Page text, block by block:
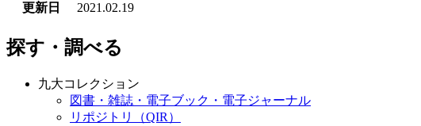
更新日
2021.02.19
探す・調べる
九大コレクション
図書・雑誌・電子ブック・電子ジャーナル
リポジトリ（QIR）